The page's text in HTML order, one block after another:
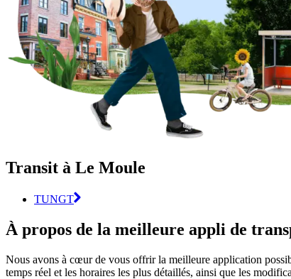
Transit à Le Moule
TUNGT
À propos de la meilleure appli de
Nous avons à cœur de vous offrir la meilleure application
temps réel et les horaires les plus détaillés, ainsi que les